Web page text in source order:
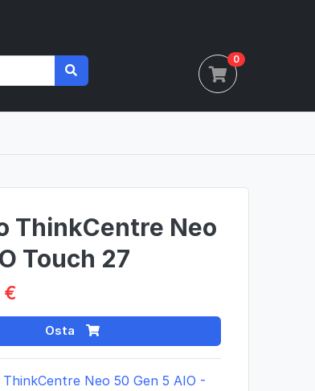
0
ThinkCentre Neo
Touch 27
€
Osta
Neo 50 Gen 5 AIO -